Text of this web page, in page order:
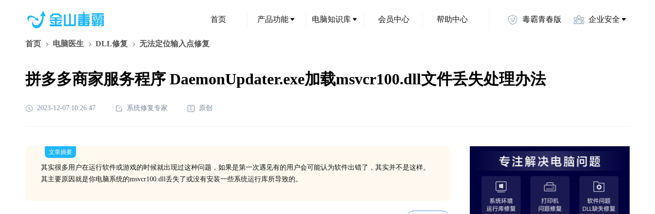
首页 产品功能 电脑知识库 会员中心 帮助中心 毒霸青春版 企业安全
首页 电脑医生 DLL修复 无法定位输入点修复
拼多多商家服务程序 DaemonUpdater.exe加载msvcr100.dll文件丢失处理办法
2023-12-07 10:26:47 系统修复专家 原创
文章摘要
其实很多用户在运行软件或游戏的时候就出现过这种问题，如果是第一次遇见有的用户会可能认为软件出错了，其实并不是这样。
其主要原因就是你电脑系统的msvcr100.dll丢失了或没有安装一些系统运行库所导致的。